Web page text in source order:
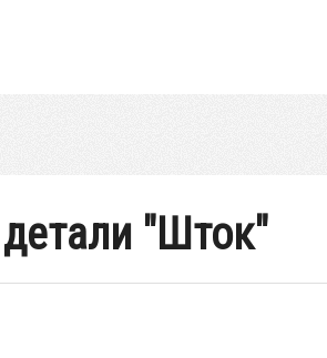
"Шток"